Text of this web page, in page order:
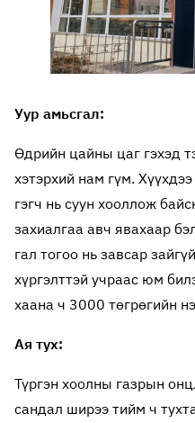
Уур амьсгал:
Өдрийн цайны цаг гэхэд
хэтэрхий нам гүм.
гэгч нь суун хооллож
захиалгаа авч явахаар
гал тогоо нь завсар
хүргэлттэй учраас юм
хаана ч 3000 төгрөгийн
Ая тух:
Түргэн хоолны газрын
сандал ширээ тийм ч